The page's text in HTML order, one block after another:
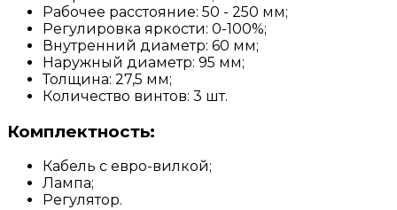
Рабочее расстояние: 50 - 250 мм;
Регулировка яркости: 0-100%;
Внутренний диаметр: 60 мм;
Наружный диаметр: 95 мм;
Толщина: 27,5 мм;
Количество винтов: 3 шт.
Комплектность:
Кабель с евро-вилкой;
Лампа;
Регулятор.